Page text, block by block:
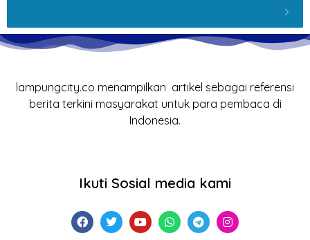
lampungcity.co menampilkan artikel sebagai referensi
berita terkini masyarakat untuk para pembaca di
Indonesia.
Ikuti Sosial media kami